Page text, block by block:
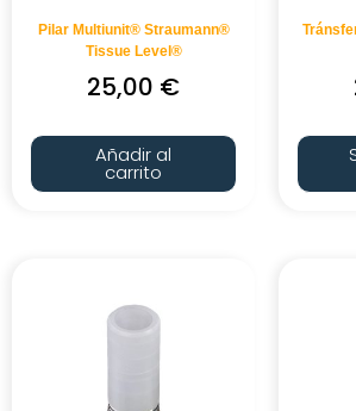
Pilar Multiunit® Straumann®
Tissue Level®
25,00 €
Añadir al
carrito